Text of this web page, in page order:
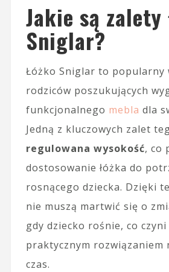
Jakie są zalety
Sniglar?
Łóżko Sniglar to popularny
rodziców poszukujących
funkcjonalnego mebla dla
Jedną z kluczowych zalet
regulowana wysokość, co
dostosowanie łóżka do
rosnącego dziecka. Dzięki
nie muszą martwić się o
gdy dziecko rośnie, co
praktycznym rozwiązaniem
czas.